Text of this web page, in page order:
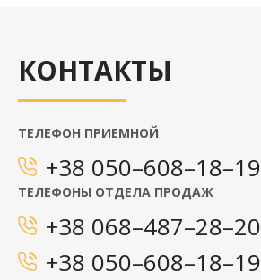
КОНТАКТЫ
ТЕЛЕФОН ПРИЕМНОЙ
+38 050–608–18–19
ТЕЛЕФОНЫ ОТДЕЛА ПРОДАЖ
+38 068–487–28–20
+38 050–608–18–19